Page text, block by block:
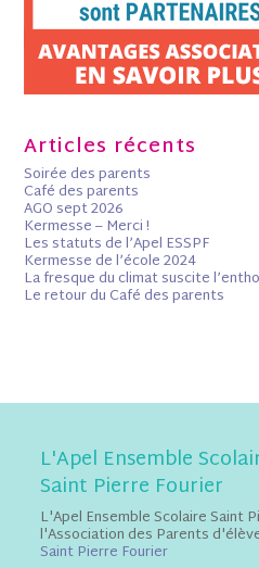
Articles récents
Soirée des parents
Café des parents
AGO sept 2026
Kermesse – Merci !
Les statuts de l’Apel ESSPF
Kermesse de l’école 2024
La fresque du climat suscite
Le retour du Café des parents
L'Apel Ensemble
Saint Pierre Fourier
L'Apel Ensemble Scolaire Saint
l'Association des Parents
Saint Pierre Fourier